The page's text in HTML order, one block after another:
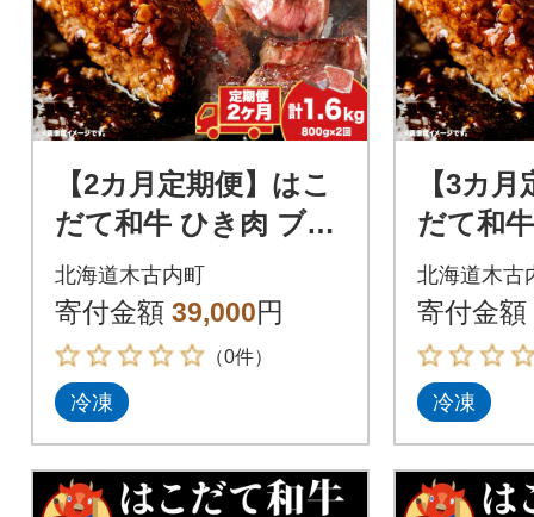
【2カ月定期便】はこ
だて和牛 ひき肉 ブロ
ック肉 各400g セット
和牛 牛肉 肉 ビーフ
赤身
北海道木古内町
寄付金額 39,000円
（0件）
冷凍
【3カ
だて和
ック肉
和牛 牛
赤身
北海道木古
寄付金額
冷凍